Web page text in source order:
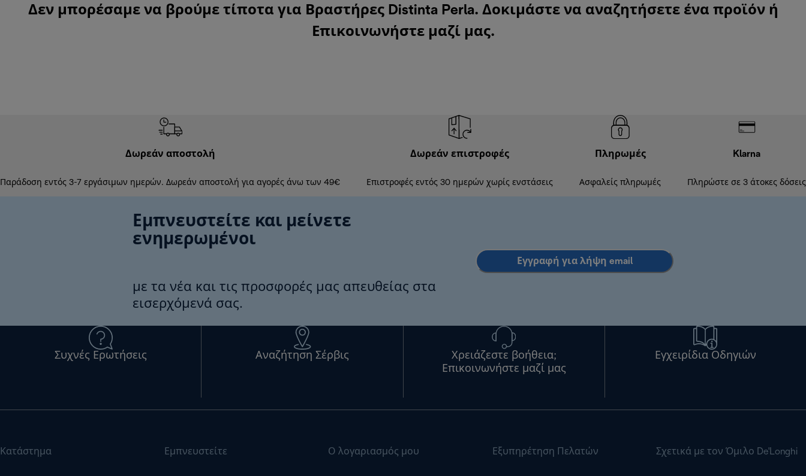
Δεν μπορέσαμε να βρούμε τίποτα για Βραστήρες Distinta Perla. Δοκιμάστε να αναζητήσετε ένα προϊόν ή
Επικοινωνήστε μαζί μας.
Δωρεάν αποστολή
Παράδοση εντός 3-7 εργάσιμων ημερών. Δωρεάν αποστολή για αγορές άνω των 49€
Δωρεάν επιστροφές
Επιστροφές εντός 30 ημερών χωρίς ενστάσεις
Πληρωμές
Ασφαλείς πληρωμές
Klarna
Πληρώστε σε 3 άτοκες δόσεις
Εμπνευστείτε και μείνετε
ενημερωμένοι
με τα νέα και τις προσφορές μας απευθείας στα
εισερχόμενά σας.
Εγγραφή για λήψη email
Συχνές Ερωτήσεις Αναζήτηση Σέρβις
Χρειάζεστε βοήθεια;
Επικοινωνήστε μαζί μας
Εγχειρίδια Οδηγιών
Κατάστημα Εμπνευστείτε Ο λογαριασμός μου Εξυπηρέτηση Πελατών Σχετικά με τον Όμιλο De'Longhi